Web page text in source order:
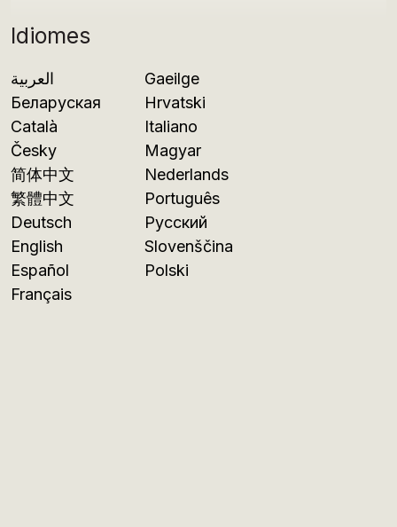
Idiomes
العربية
Беларуская
Català
Česky
简体中文
繁體中文
Deutsch
English
Español
Français
Gaeilge
Hrvatski
Italiano
Magyar
Nederlands
Português
Русский
Slovenščina
Polski